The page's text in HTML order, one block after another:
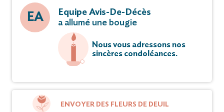
EA
Equipe Avis-De-Décès
a allumé une bougie
Nous vous adressons nos
sincères condoléances.
ENVOYER DES FLEURS DE DEUIL